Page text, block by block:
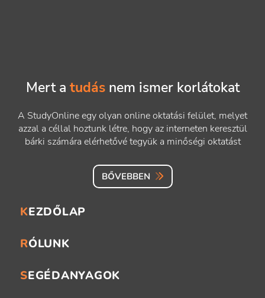
Mert a tudásnem ismer korlátokat
A StudyOnline egy olyan online oktatási felület, melyet
azzal a céllal hoztunk létre, hogy az interneten keresztül
bárki számára elérhetővé tegyük a minőségi oktatást
BŐVEBBEN
KEZDŐLAP
RÓLUNK
SEGÉDANYAGOK